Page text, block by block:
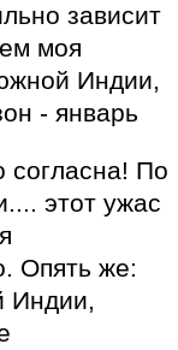
зависит
моя
Индии,
- январь
согласна! По
этот ужас
Опять же:
Индии,